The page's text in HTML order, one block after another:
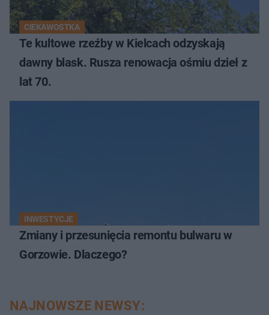
CIEKAWOSTKA
Te kultowe rzeźby w Kielcach odzyskają
dawny blask. Rusza renowacja ośmiu dzieł z
lat 70.
INWESTYCJE
Zmiany i przesunięcia remontu bulwaru w
Gorzowie. Dlaczego?
NAJNOWSZE NEWSY: